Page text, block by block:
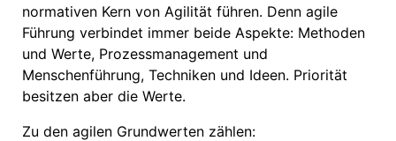
normativen Kern von Agilität führen. Denn agile
Führung verbindet immer beide Aspekte: Methoden
und Werte, Prozessmanagement und
Menschenführung, Techniken und Ideen. Priorität
besitzen aber die Werte.
Zu den agilen Grundwerten zählen: